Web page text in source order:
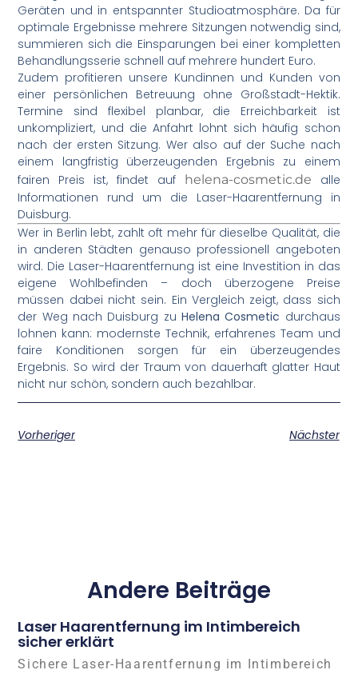
Geräten und in entspannter Studioatmosphäre. Da für
optimale Ergebnisse mehrere Sitzungen notwendig sind,
summieren sich die Einsparungen bei einer kompletten
Behandlungsserie schnell auf mehrere hundert Euro.
Zudem profitieren unsere Kundinnen und Kunden von
einer persönlichen Betreuung ohne Großstadt-Hektik.
Termine sind flexibel planbar, die Erreichbarkeit ist
unkompliziert, und die Anfahrt lohnt sich häufig schon
nach der ersten Sitzung. Wer also auf der Suche nach
einem langfristig überzeugenden Ergebnis zu einem
fairen Preis ist, findet auf helena-cosmetic.de alle
Informationen rund um die Laser-Haarentfernung in
Duisburg.
Wer in Berlin lebt, zahlt oft mehr für dieselbe Qualität, die
in anderen Städten genauso professionell angeboten
wird. Die Laser-Haarentfernung ist eine Investition in das
eigene Wohlbefinden – doch überzogene Preise
müssen dabei nicht sein. Ein Vergleich zeigt, dass sich
der Weg nach Duisburg zu Helena Cosmetic durchaus
lohnen kann: modernste Technik, erfahrenes Team und
faire Konditionen sorgen für ein überzeugendes
Ergebnis. So wird der Traum von dauerhaft glatter Haut
nicht nur schön, sondern auch bezahlbar.
Vorheriger Nächster
Andere Beiträge
Laser Haarentfernung im Intimbereich
sicher erklärt
Sichere Laser-Haarentfernung im Intimbereich